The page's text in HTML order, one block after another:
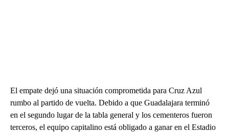
El empate dejó una situación comprometida para Cruz Azul
rumbo al partido de vuelta. Debido a que Guadalajara terminó
en el segundo lugar de la tabla general y los cementeros fueron
terceros, el equipo capitalino está obligado a ganar en el Estadio